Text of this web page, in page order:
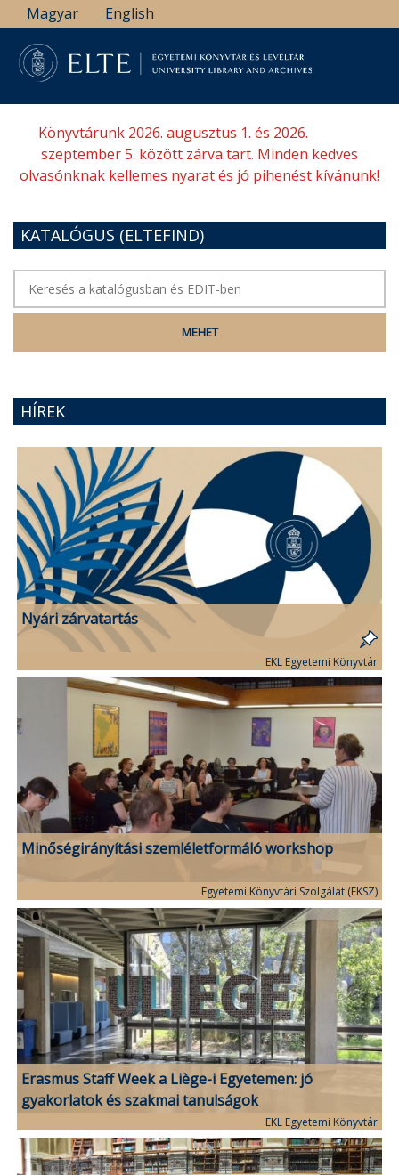
Ugrás
a
tartalomra
Magyar English
Könyvtárunk 2026. augusztus 1. és 2026.
szeptember 5. között zárva tart. Minden kedves
olvasónknak kellemes nyarat és jó pihenést kívánunk!
KATALÓGUS (ELTEFIND)
HÍREK
Nyári zárvatartás
EKL Egyetemi Könyvtár
Minőségirányítási szemléletformáló workshop
Egyetemi Könyvtári Szolgálat (EKSZ)
Erasmus Staff Week a Liège-i Egyetemen: jó
gyakorlatok és szakmai tanulságok
EKL Egyetemi Könyvtár